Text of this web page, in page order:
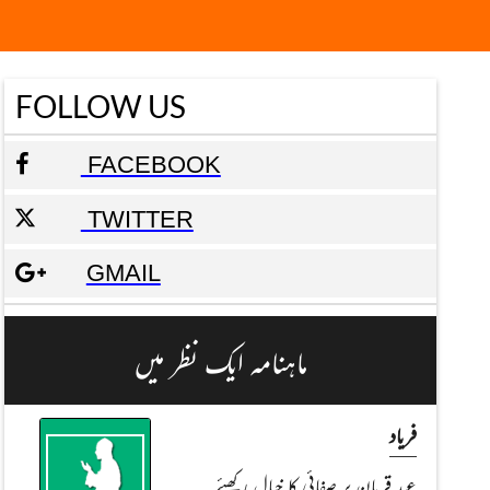
FOLLOW US
FACEBOOK
TWITTER
GMAIL
ماہنامہ ایک نظر میں
فریاد
عیدِ قربان پر صفائی کا خیال رکھئے